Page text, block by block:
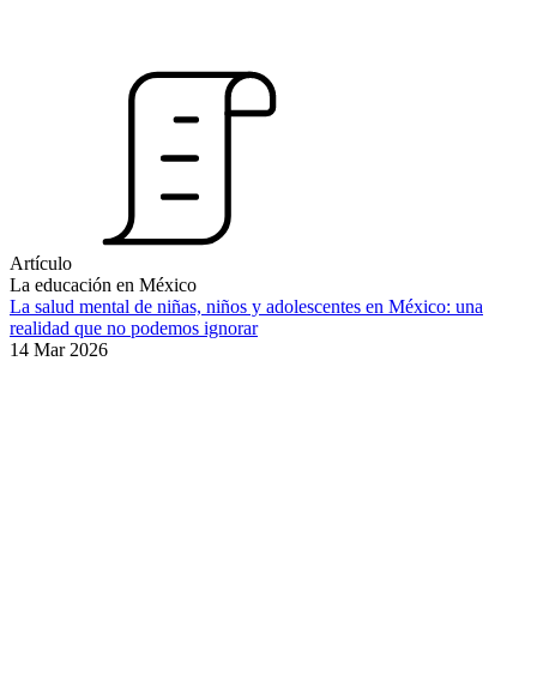
Artículo
La educación en México
La salud mental de niñas, niños y adolescentes en México: una
realidad que no podemos ignorar
14 Mar 2026